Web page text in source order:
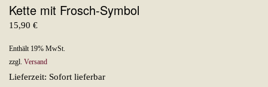
Kette mit Frosch-Symbol
15,90€
Enthält 19% MwSt.
zzgl.Versand
Lieferzeit: Sofort lieferbar